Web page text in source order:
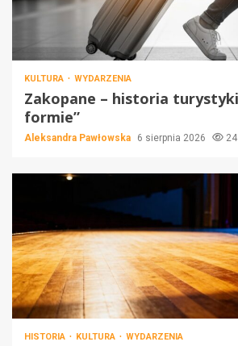
KULTURA WYDARZENIA
Zakopane – historia
formie”
Aleksandra Pawłowska 6 sierpnia 2026 24
HISTORIA KULTURA WYDARZENIA